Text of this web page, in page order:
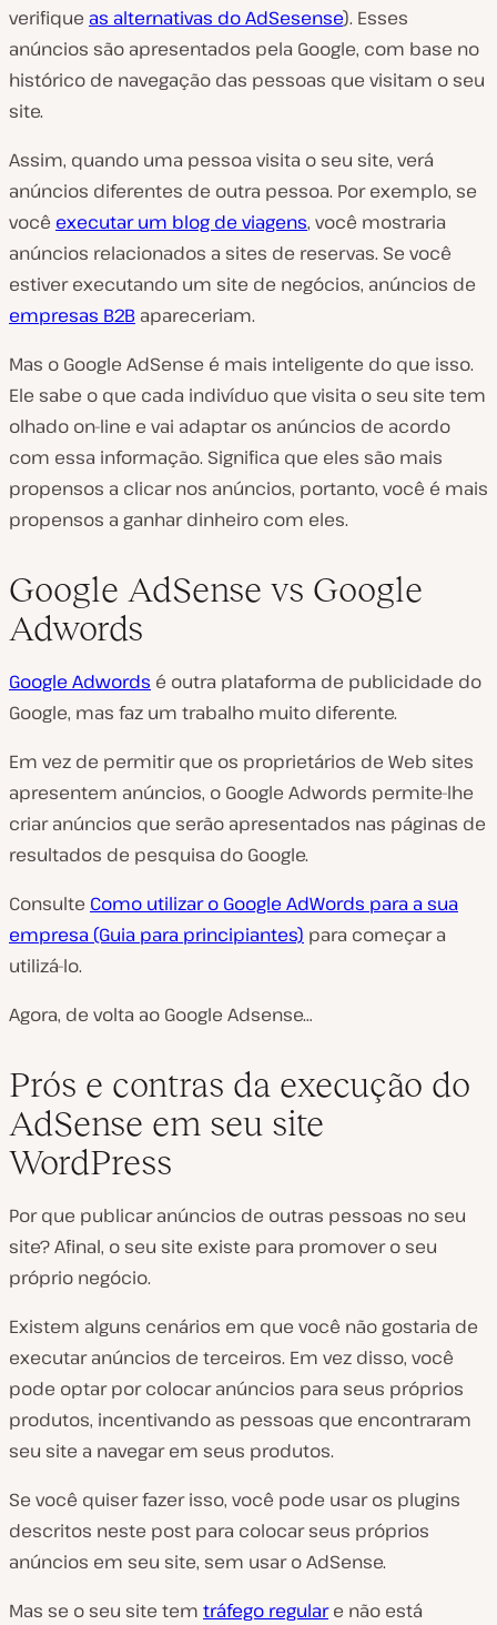
verifique as alternativas do AdSesense). Esses
anúncios são apresentados pela Google, com base no
histórico de navegação das pessoas que visitam o seu
site.
Assim, quando uma pessoa visita o seu site, verá
anúncios diferentes de outra pessoa. Por exemplo, se
você executar um blog de viagens, você mostraria
anúncios relacionados a sites de reservas. Se você
estiver executando um site de negócios, anúncios de
empresas B2B apareceriam.
Mas o Google AdSense é mais inteligente do que isso.
Ele sabe o que cada indivíduo que visita o seu site tem
olhado on-line e vai adaptar os anúncios de acordo
com essa informação. Significa que eles são mais
propensos a clicar nos anúncios, portanto, você é mais
propensos a ganhar dinheiro com eles.
Google AdSense vs Google
Adwords
Google Adwords é outra plataforma de publicidade do
Google, mas faz um trabalho muito diferente.
Em vez de permitir que os proprietários de Web sites
apresentem anúncios, o Google Adwords permite-lhe
criar anúncios que serão apresentados nas páginas de
resultados de pesquisa do Google.
Consulte Como utilizar o Google AdWords para a sua
empresa (Guia para principiantes) para começar a
utilizá-lo.
Agora, de volta ao Google Adsense…
Prós e contras da execução do
AdSense em seu site
WordPress
Por que publicar anúncios de outras pessoas no seu
site? Afinal, o seu site existe para promover o seu
próprio negócio.
Existem alguns cenários em que você não gostaria de
executar anúncios de terceiros. Em vez disso, você
pode optar por colocar anúncios para seus próprios
produtos, incentivando as pessoas que encontraram
seu site a navegar em seus produtos.
Se você quiser fazer isso, você pode usar os plugins
descritos neste post para colocar seus próprios
anúncios em seu site, sem usar o AdSense.
Mas se o seu site tem tráfego regulare não está